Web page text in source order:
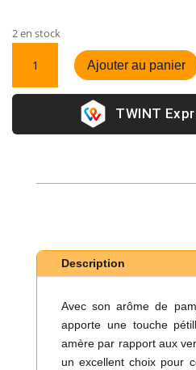
2 en stock
Soju
Ajouter au panier
Description
Avec son arôme de
apporte une touche
amère par rapport aux
un excellent choix pour